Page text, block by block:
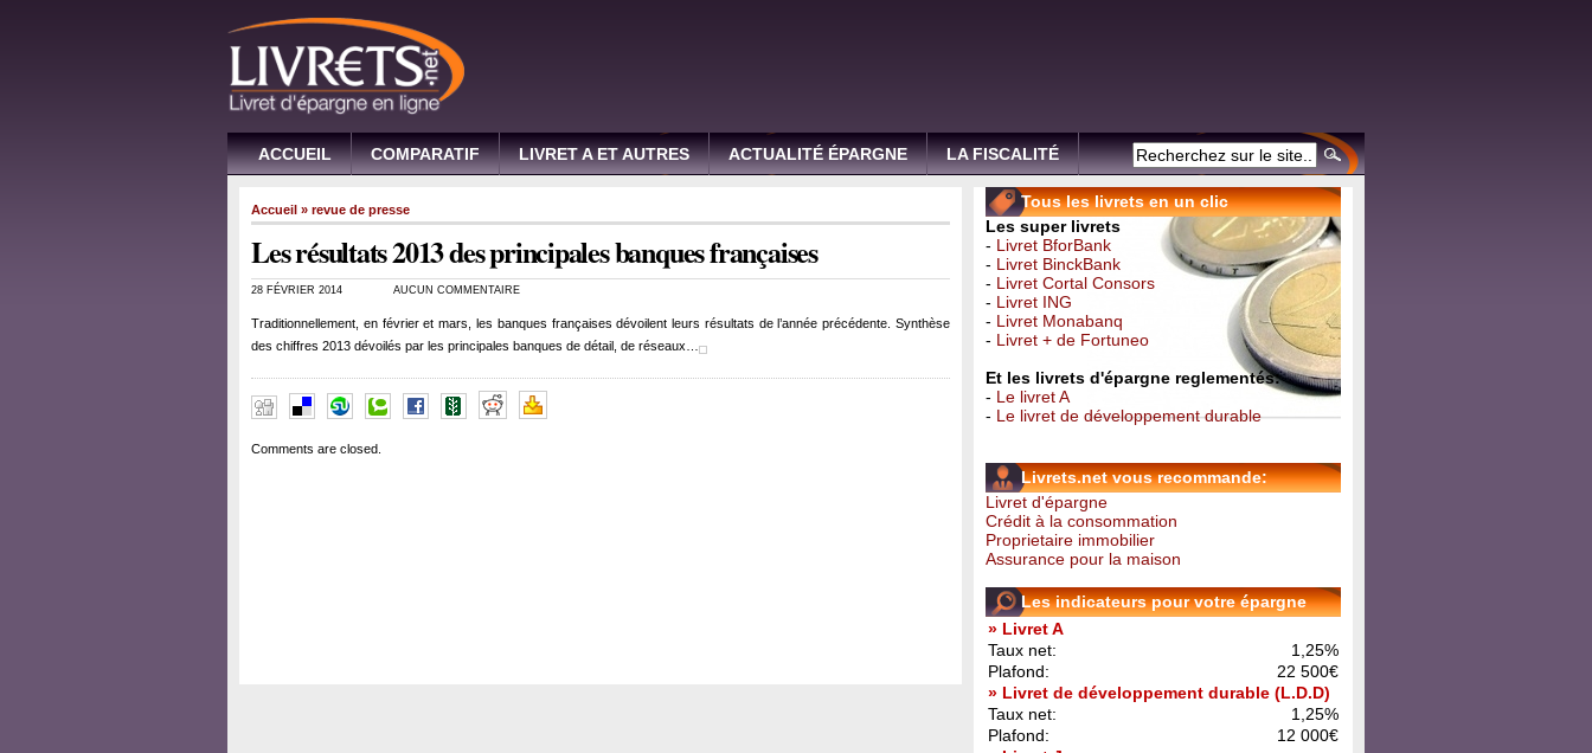
ACCUEIL COMPARATIF LIVRET A ET AUTRES ACTUALITÉ ÉPARGNE LA FISCALITÉ
Accueil » revue de presse
Les résultats 2013 des principales banques françaises
28 FÉVRIER 2014 AUCUN COMMENTAIRE
Traditionnellement, en février et mars, les banques françaises dévoilent leurs résultats de l’année précédente. Synthèse
des chiffres 2013 dévoilés par les principales banques de détail, de réseaux…
Comments are closed.
Tous les livrets en un clic
Les super livrets
- Livret BforBank
- Livret BinckBank
- Livret Cortal Consors
- Livret ING
- Livret Monabanq
- Livret + de Fortuneo
Et les livrets d'épargne reglementés:
- Le livret A
- Le livret de développement durable
Livrets.net vous recommande:
Livret d'épargne
Crédit à la consommation
Proprietaire immobilier
Assurance pour la maison
Les indicateurs pour votre épargne
» Livret A
Taux net:
1,25%
Plafond:
22 500€
» Livret de développement durable (L.D.D)
Taux net:
1,25%
Plafond:
12 000€